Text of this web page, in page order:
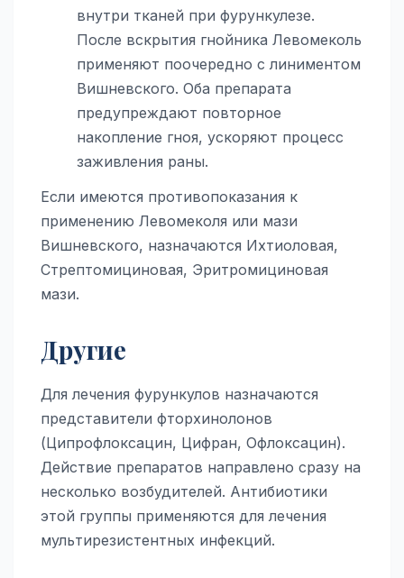
внутри тканей при фурункулезе.
После вскрытия гнойника Левомеколь
применяют поочередно с линиментом
Вишневского. Оба препарата
предупреждают повторное
накопление гноя, ускоряют процесс
заживления раны.
Если имеются противопоказания к
применению Левомеколя или мази
Вишневского, назначаются Ихтиоловая,
Стрептомициновая, Эритромициновая
мази.
Другие
Для лечения фурункулов назначаются
представители фторхинолонов
(Ципрофлоксацин, Цифран, Офлоксацин).
Действие препаратов направлено сразу на
несколько возбудителей. Антибиотики
этой группы применяются для лечения
мультирезистентных инфекций.